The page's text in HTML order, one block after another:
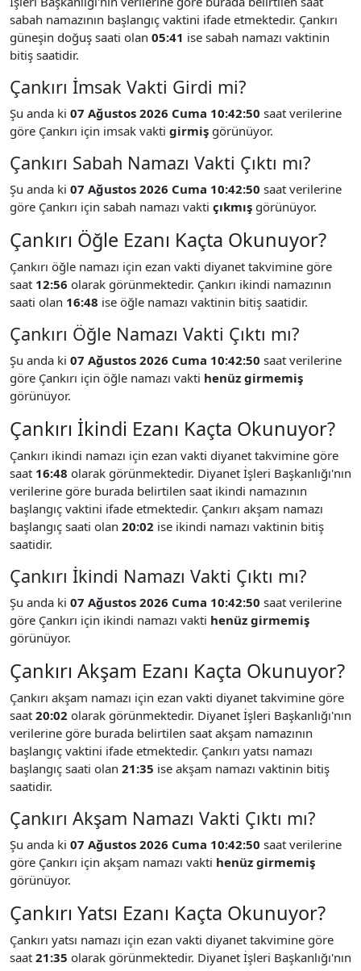
sabah namazının başlangıç vaktini ifade etmektedir. Çankırı
güneşin doğuş saati olan 05:41 ise sabah namazı vaktinin
bitiş saatidir.
Çankırı İmsak Vakti Girdi mi?
Şu anda ki 07 Ağustos 2026 Cuma 10:42:50 saat verilerine
göre Çankırı için imsak vakti girmiş görünüyor.
Çankırı Sabah Namazı Vakti Çıktı mı?
Şu anda ki 07 Ağustos 2026 Cuma 10:42:50 saat verilerine
göre Çankırı için sabah namazı vakti çıkmış görünüyor.
Çankırı Öğle Ezanı Kaçta Okunuyor?
Çankırı öğle namazı için ezan vakti diyanet takvimine göre
saat 12:56 olarak görünmektedir. Çankırı ikindi namazının
saati olan 16:48 ise öğle namazı vaktinin bitiş saatidir.
Çankırı Öğle Namazı Vakti Çıktı mı?
Şu anda ki 07 Ağustos 2026 Cuma 10:42:50 saat verilerine
göre Çankırı için öğle namazı vakti henüz girmemiş
görünüyor.
Çankırı İkindi Ezanı Kaçta Okunuyor?
Çankırı ikindi namazı için ezan vakti diyanet takvimine göre
saat 16:48 olarak görünmektedir. Diyanet İşleri Başkanlığı'nın
verilerine göre burada belirtilen saat ikindi namazının
başlangıç vaktini ifade etmektedir. Çankırı akşam namazı
başlangıç saati olan 20:02 ise ikindi namazı vaktinin bitiş
saatidir.
Çankırı İkindi Namazı Vakti Çıktı mı?
Şu anda ki 07 Ağustos 2026 Cuma 10:42:50 saat verilerine
göre Çankırı için ikindi namazı vakti henüz girmemiş
görünüyor.
Çankırı Akşam Ezanı Kaçta Okunuyor?
Çankırı akşam namazı için ezan vakti diyanet takvimine göre
saat 20:02 olarak görünmektedir. Diyanet İşleri Başkanlığı'nın
verilerine göre burada belirtilen saat akşam namazının
başlangıç vaktini ifade etmektedir. Çankırı yatsı namazı
başlangıç saati olan 21:35 ise akşam namazı vaktinin bitiş
saatidir.
Çankırı Akşam Namazı Vakti Çıktı mı?
Şu anda ki 07 Ağustos 2026 Cuma 10:42:50 saat verilerine
göre Çankırı için akşam namazı vakti henüz girmemiş
görünüyor.
Çankırı Yatsı Ezanı Kaçta Okunuyor?
Çankırı yatsı namazı için ezan vakti diyanet takvimine göre
saat 21:35 olarak görünmektedir. Diyanet İşleri Başkanlığı'nın